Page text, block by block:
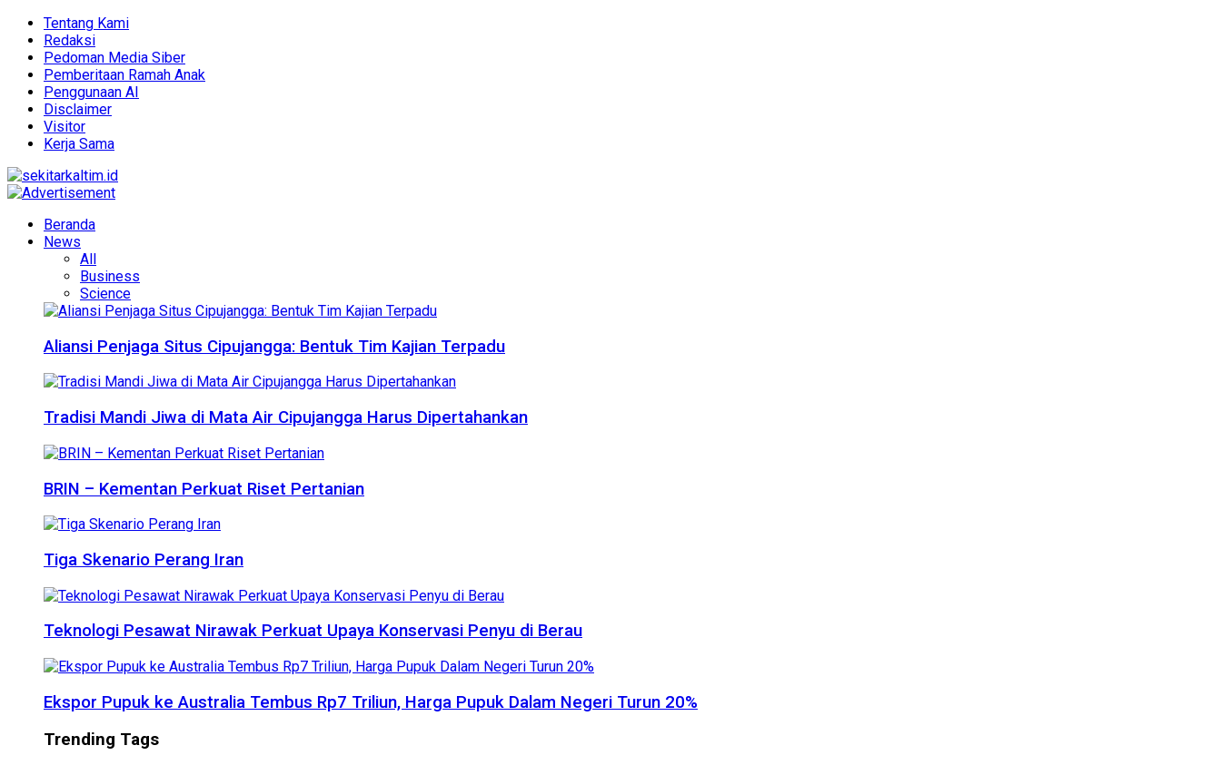
Tentang Kami
Redaksi
Pedoman Media Siber
Pemberitaan Ramah Anak
Penggunaan AI
Disclaimer
Visitor
Kerja Sama
Beranda
News
All
Business
Science
Aliansi Penjaga Situs Cipujangga: Bentuk Tim Kajian Terpadu
Tradisi Mandi Jiwa di Mata Air Cipujangga Harus Dipertahankan
BRIN – Kementan Perkuat Riset Pertanian
Tiga Skenario Perang Iran
Teknologi Pesawat Nirawak Perkuat Upaya Konservasi Penyu di Berau
Ekspor Pupuk ke Australia Tembus Rp7 Triliun, Harga Pupuk Dalam Negeri Turun 20%
Trending Tags